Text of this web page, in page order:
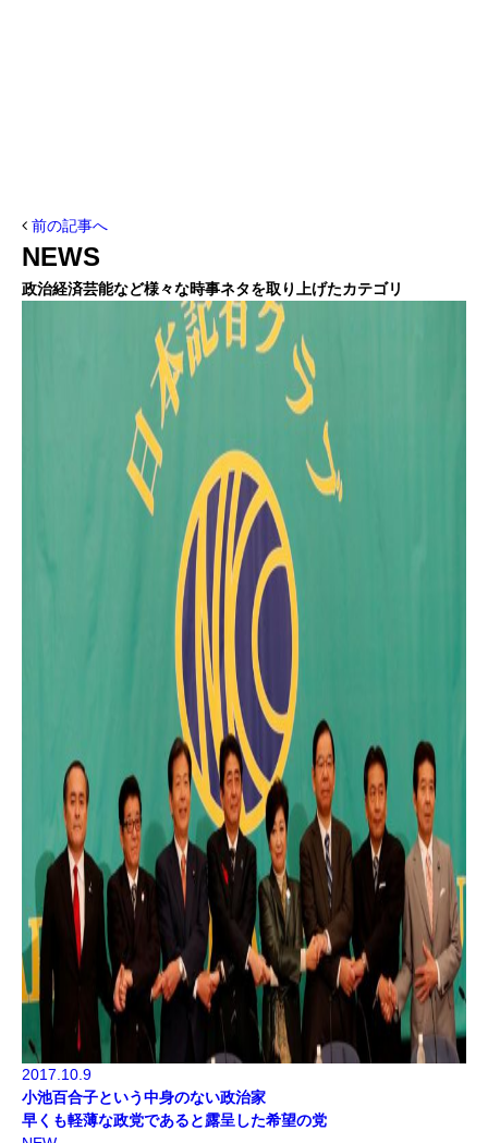
前の記事へ
NEWS
政治経済芸能など様々な時事ネタを取り上げたカテゴリ
2017.10.9
小池百合子という中身のない政治家
早くも軽薄な政党であると露呈した希望の党